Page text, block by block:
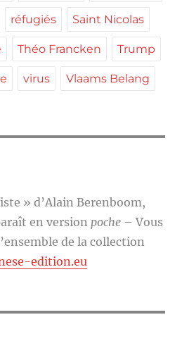
réfugiés Saint Nicolas
Théo Francken Trump
virus Vlaams Belang
» d’Alain Berenboom,
en version poche – Vous
de la collection
edition.eu